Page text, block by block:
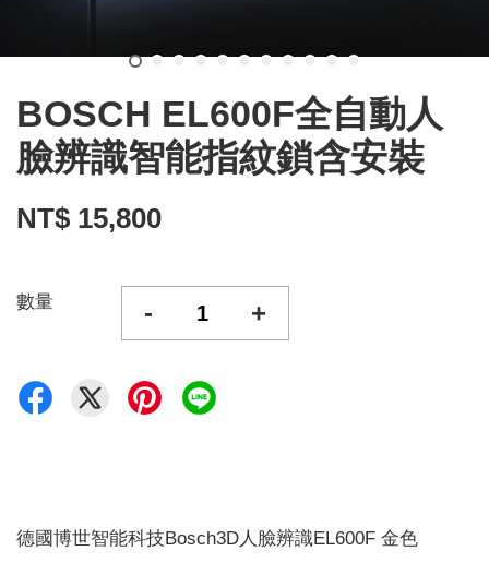
BOSCH EL600F全自動人
臉辨識智能指紋鎖含安裝
NT$ 15,800
數量 - +
德國博世智能科技Bosch3D人臉辨識EL600F 金色